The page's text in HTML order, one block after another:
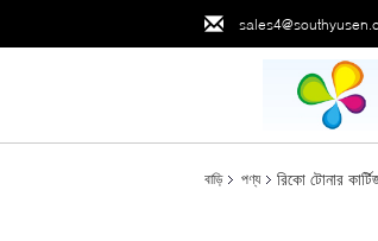
বাড়ি পণ্য রিকো টোনার